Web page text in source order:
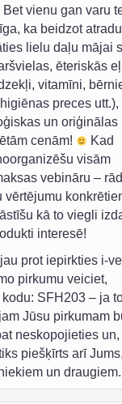
vienu gan varu
ka beidzot atradu
lielu daļu mājai
ēteriskās
vitamīni,
preces utt.),
un oriģinālas
cenām!
Kad
visām
vebināru –
vērtējumu
kā to viegli
interesē!
prot iepirkties i-
pirkumu veiciet,
SFH203 – ja
Jūsu pirkumam
neskopojieties un,
piešķīrts arī
un draugiem.